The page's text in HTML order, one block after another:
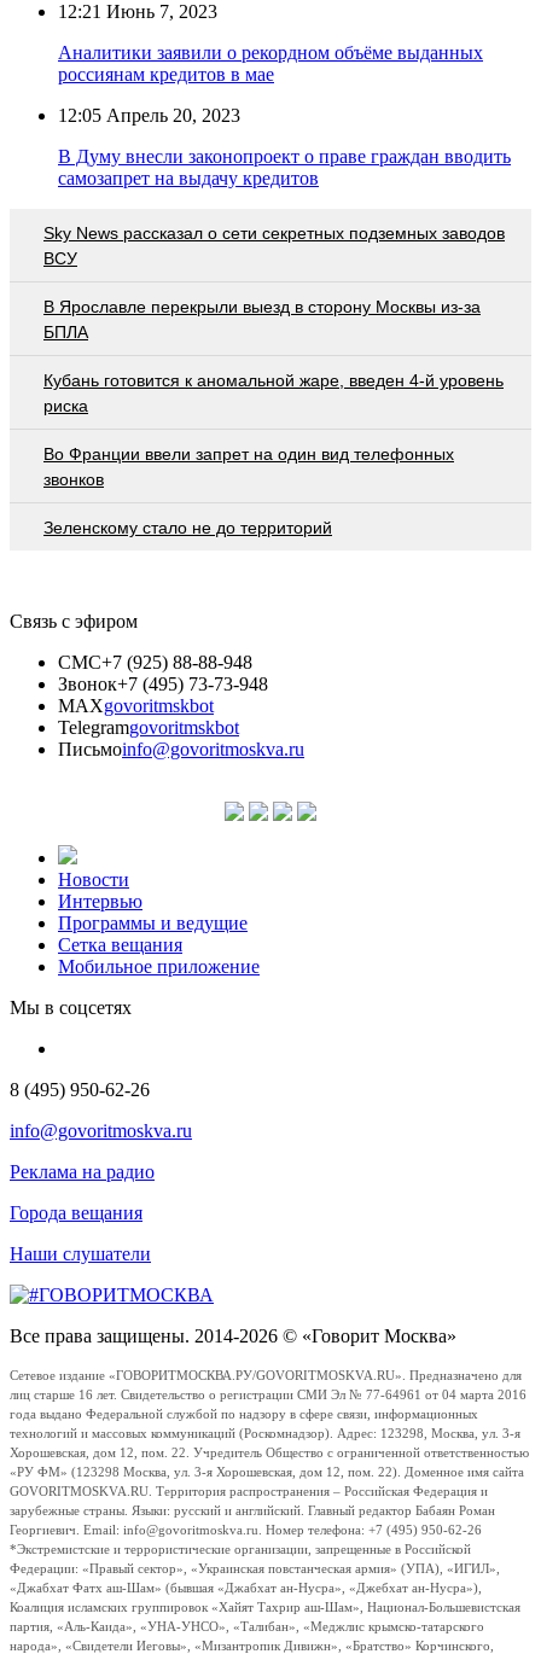
12:21 Июнь 7, 2023
Аналитики заявили о рекордном объёме выданных
россиянам кредитов в мае
12:05 Апрель 20, 2023
В Думу внесли законопроект о праве граждан вводить
самозапрет на выдачу кредитов
Sky News рассказал о сети секретных подземных заводов
ВСУ
В Ярославле перекрыли выезд в сторону Москвы из-за
БПЛА
Кубань готовится к аномальной жаре, введен 4-й уровень
риска
Во Франции ввели запрет на один вид телефонных
звонков
Зеленскому стало не до территорий
Связь с эфиром
СМС+7 (925) 88-88-948
Звонок+7 (495) 73-73-948
MAXgovoritmskbot
Telegramgovoritmskbot
Письмоinfo@govoritmoskva.ru
Новости
Интервью
Программы и ведущие
Сетка вещания
Мобильное приложение
Мы в соцсетях
8 (495) 950-62-26
info@govoritmoskva.ru
Реклама на радио
Города вещания
Наши слушатели
Все права защищены. 2014-2026 © «Говорит Москва»
Сетевое издание «ГОВОРИТМОСКВА.РУ/GOVORITMOSKVA.RU». Предназначено для
лиц старше 16 лет. Свидетельство о регистрации СМИ Эл № 77-64961 от 04 марта 2016
года выдано Федеральной службой по надзору в сфере связи, информационных
технологий и массовых коммуникаций (Роскомнадзор). Адрес: 123298, Москва, ул. 3-я
Хорошевская, дом 12, пом. 22. Учредитель Общество с ограниченной ответственностью
«РУ ФМ» (123298 Москва, ул. 3-я Хорошевская, дом 12, пом. 22). Доменное имя сайта
GOVORITMOSKVA.RU. Территория распространения – Российская Федерация и
зарубежные страны. Языки: русский и английский. Главный редактор Бабаян Роман
Георгиевич. Email: info@govoritmoskva.ru. Номер телефона: +7 (495) 950-62-26
*Экстремистские и террористические организации, запрещенные в Российской
Федерации: «Правый сектор», «Украинская повстанческая армия» (УПА), «ИГИЛ»,
«Джабхат Фатх аш-Шам» (бывшая «Джабхат ан-Нусра», «Джебхат ан-Нусра»),
Коалиция исламских группировок «Хайят Тахрир аш-Шам», Национал-Большевистская
партия, «Аль-Каида», «УНА-УНСО», «Талибан», «Меджлис крымско-татарского
народа», «Свидетели Иеговы», «Мизантропик Дивижн», «Братство» Корчинского,